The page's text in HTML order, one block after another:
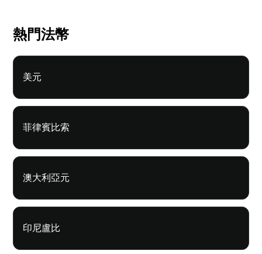
熱門法幣
美元
菲律賓比索
澳大利亞元
印尼盧比